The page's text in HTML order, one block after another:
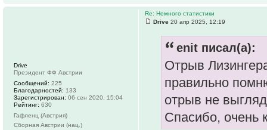
Re: Немного статистики
Drive 20 апр 2025, 12:19
enit писал(а):
Отрыв
правильно
отрыв не
Спасибо, очень
Drive
Президент ФФ Австрии
Сообщений: 225
Благодарностей: 133
Зарегистрирован: 06 сен 2020, 15:04
Рейтинг: 630
Гафленц (Австрия)
Сборная Австрии (нац.)